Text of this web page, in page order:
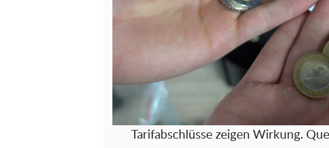
Tarifabschlüsse zeigen Wirkung.